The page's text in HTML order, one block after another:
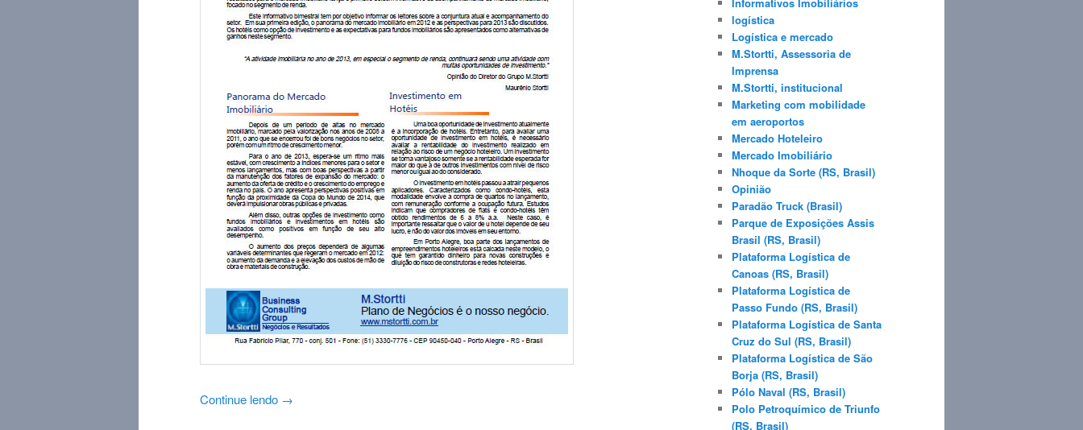
Continue lendo →
logística
Logística e mercado
M.Stortti, Assessoria de
Imprensa
M.Stortti, institucional
Marketing com mobilidade
em aeroportos
Mercado Hoteleiro
Mercado Imobiliário
Nhoque da Sorte (RS, Brasil)
Opinião
Paradão Truck (Brasil)
Parque de Exposições Assis
Brasil (RS, Brasil)
Plataforma Logística de
Canoas (RS, Brasil)
Plataforma Logística de
Passo Fundo (RS, Brasil)
Plataforma Logística de Santa
Cruz do Sul (RS, Brasil)
Plataforma Logística de São
Borja (RS, Brasil)
Pólo Naval (RS, Brasil)
Polo Petroquímico de Triunfo
(RS, Brasil)